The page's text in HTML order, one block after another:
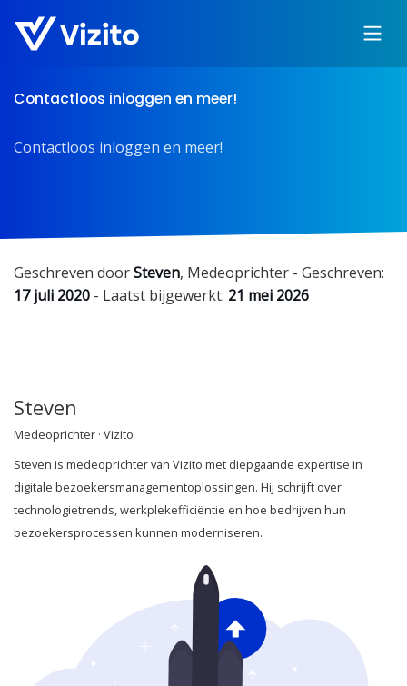
Contactloos inloggen en meer!
Contactloos inloggen en meer!
Geschreven doorSteven, Medeoprichter - Geschreven:
17 juli 2020 - Laatst bijgewerkt: 21 mei 2026
Steven
Medeoprichter · Vizito
Steven is medeoprichter van Vizito met diepgaande expertise in
digitale bezoekersmanagementoplossingen. Hij schrijft over
technologietrends, werkplekefficiëntie en hoe bedrijven hun
bezoekersprocessen kunnen moderniseren.